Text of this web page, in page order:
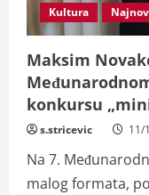
Kultura
Maksim
konkursu
s.stricevic 11/
Na 7.
malog formata,